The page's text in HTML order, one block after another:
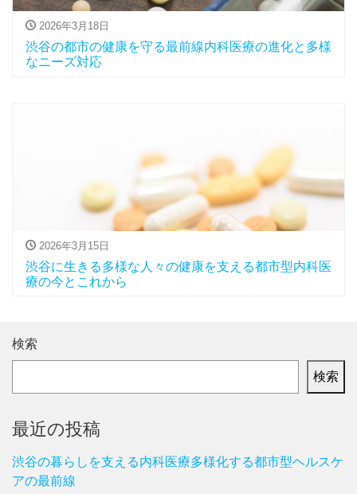
2026年3月18日
渋谷の都市の健康を守る最前線内科医療の進化と多様
なニーズ対応
2026年3月15日
渋谷に生きる多様な人々の健康を支える都市型内科医
療の今とこれから
検索
検索
最近の投稿
渋谷の暮らしを支える内科医療多様化する都市型ヘルスケ
アの最前線